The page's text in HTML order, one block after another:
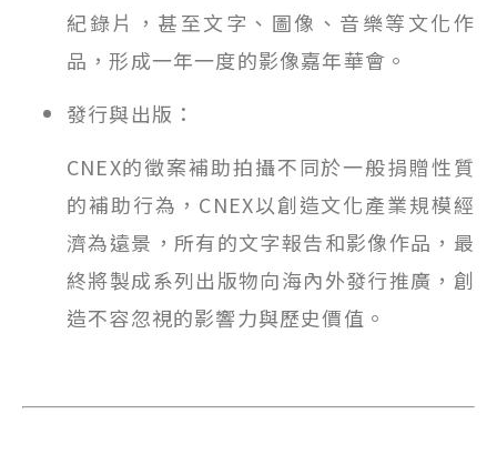
紀錄片，甚至文字、圖像、音樂等文化作
品，形成一年一度的影像嘉年華會。
發行與出版：
CNEX的徵案補助拍攝不同於一般捐贈性質
的補助行為，CNEX以創造文化產業規模經
濟為遠景，所有的文字報告和影像作品，最
終將製成系列出版物向海內外發行推廣，創
造不容忽視的影響力與歷史價值。